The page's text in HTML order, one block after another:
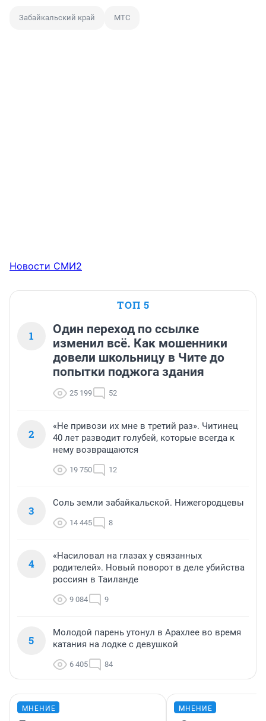
Забайкальский край МТС
Новости СМИ2
ТОП 5
1
Один переход по ссылке
изменил всё. Как мошенники
довели школьницу в Чите до
попытки поджога здания
25 199 52
2
«Не привози их мне в третий раз». Читинец
40 лет разводит голубей, которые всегда к
нему возвращаются
19 750 12
3
Соль земли забайкальской. Нижегородцевы
14 445 8
4
«Насиловал на глазах у связанных
родителей». Новый поворот в деле убийства
россиян в Таиланде
9 084 9
5
Молодой парень утонул в Арахлее во время
катания на лодке с девушкой
6 405 84
МНЕНИЕ МНЕНИЕ